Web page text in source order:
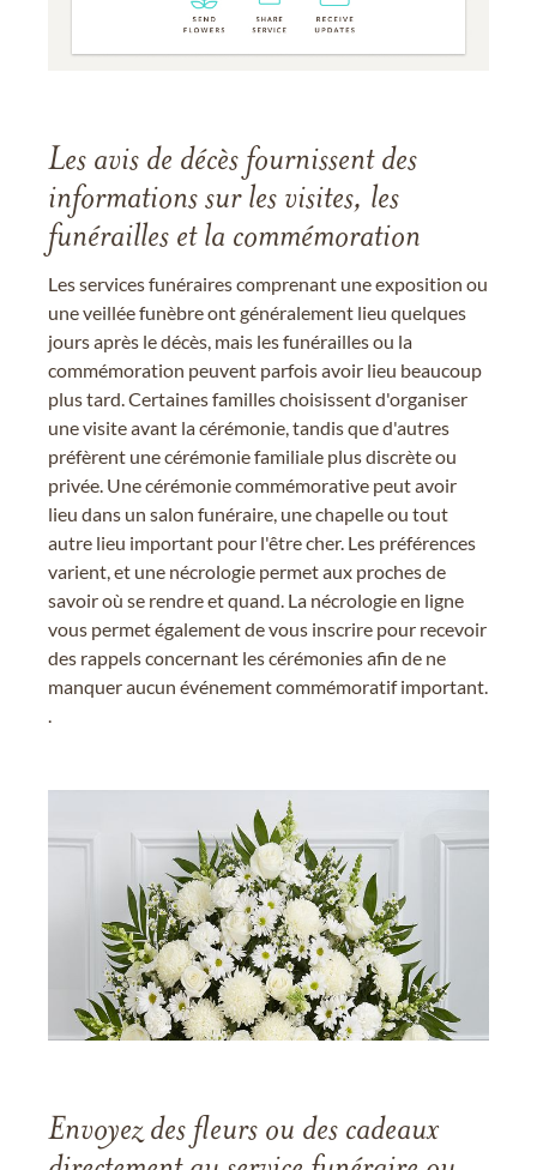
Les avis de décès fournissent des
informations sur les visites, les
funérailles et la commémoration
Les services funéraires comprenant une exposition ou
une veillée funèbre ont généralement lieu quelques
jours après le décès, mais les funérailles ou la
commémoration peuvent parfois avoir lieu beaucoup
plus tard. Certaines familles choisissent d'organiser
une visite avant la cérémonie, tandis que d'autres
préfèrent une cérémonie familiale plus discrète ou
privée. Une cérémonie commémorative peut avoir
lieu dans un salon funéraire, une chapelle ou tout
autre lieu important pour l'être cher. Les préférences
varient, et une nécrologie permet aux proches de
savoir où se rendre et quand. La nécrologie en ligne
vous permet également de vous inscrire pour recevoir
des rappels concernant les cérémonies afin de ne
manquer aucun événement commémoratif important.
Envoyez des fleurs ou des cadeaux